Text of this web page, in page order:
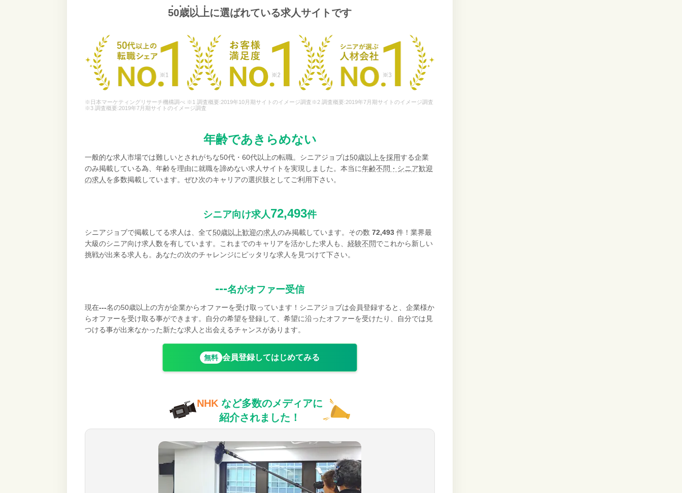
50歳以上に選ばれている求人サイトです
※日本マーケティングリサーチ機構調べ ※1 調査概要:2019年10月期サイトのイメージ調査※2 調査概要:2019年7月期サイトのイメージ調査
※3 調査概要:2019年7月期サイトのイメージ調査
年齢であきらめない
一般的な求人市場では難しいとされがちな50代・60代以上の転職。シニアジョブは50歳以上を採用する企業
のみ掲載している為、年齢を理由に就職を諦めない求人サイトを実現しました。本当に年齢不問・シニア歓迎
の求人 を多数掲載しています。ぜひ次のキャリアの選択肢としてご利用下さい。
シニア向け求人72,493件
シニアジョブで掲載してる求人は、全て50歳以上歓迎の求人のみ掲載しています。その数 72,493 件！業界最
大級のシニア向け求人数を有しています。これまでのキャリアを活かした求人も、 経験不問でこれから新しい
挑戦が出来る求人も。あなたの次のチャレンジにピッタリな求人を見つけて下さい。
---名がオファー受信
現在---名の50歳以上の方が企業からオファーを受け取っています！シニアジョブは会員登録すると、企業様か
らオファーを受け取る事ができます。自分の希望を登録して、希望に沿ったオファーを受けたり、自分では見
つける事が出来なかった新たな求人と出会えるチャンスがあります。
無料 会員登録してはじめてみる
NHK など多数のメディアに
紹介されました！